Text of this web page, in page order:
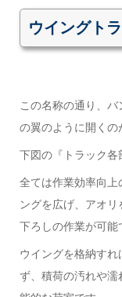
ウイングト
この名称の通り、
の翼のように開くの
下図の『トラック各
全ては作業効率向上
ングを広げ、アオ
下ろしの作業が可能
ウイングを格納す
ず、積荷の汚れや